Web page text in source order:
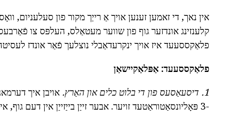
אין נאך, די זאמען זענען אויך אַ רייַך מקור פון סעלעניום,
קלענזינג אונדזער גוף פון שווער מעטאַלס, העלפּס צו
פלאַקססעעד איז אויך ינקרעדאַבלי נוצלעך פֿאַר אונדז
פלאַקססעעד: אַפּלאַקיישאַן
1. דיסעאַסעס פון די בלוט כלים און האַרץ.
אויבן איך
-3 פּאָליונסאַטוראַטעד זויער. אבער זייַן בייַזייַן אין דעם